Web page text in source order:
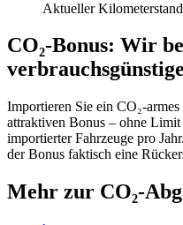
Aktueller Kilometerstand
CO₂-Bonus: Wir
Importieren Sie ein CO₂-
attraktiven Bonus – ohne
importierter Fahrzeuge pro
der Bonus faktisch eine
Mehr zur CO₂-